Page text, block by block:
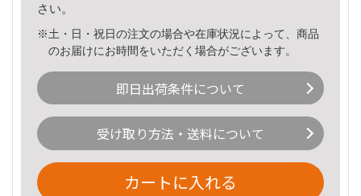
さい。
※土・日・祝日の注文の場合や在庫状況によって、商品
のお届けにお時間をいただく場合がございます。
即日出荷条件について
受け取り方法・送料について
カートに入れる